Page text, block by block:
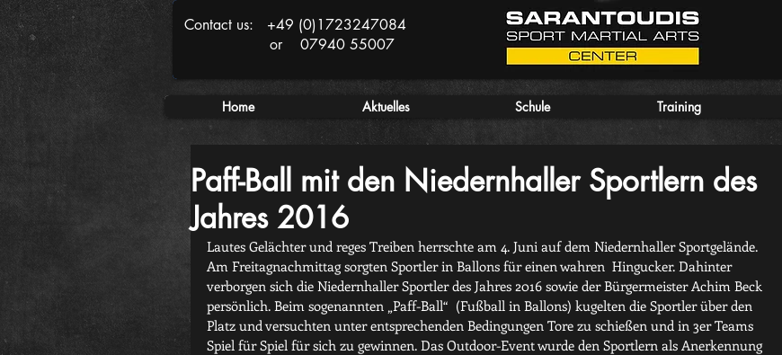
Contact us: +49 (0)1723247084
or 07940 55007
Home Aktuelles Schule Training
Paff-Ball mit den Niedernhaller Sportlern des
Jahres 2016
Lautes Gelächter und reges Treiben herrschte am 4. Juni auf dem Niedernhaller Sportgelände.
Am Freitagnachmittag sorgten Sportler in Ballons für einen wahren  Hingucker. Dahinter
verborgen sich die Niedernhaller Sportler des Jahres 2016 sowie der Bürgermeister Achim Beck
persönlich. Beim sogenannten „Paff-Ball“  (Fußball in Ballons) kugelten die Sportler über den
Platz und versuchten unter entsprechenden Bedingungen Tore zu schießen und in 3er Teams
Spiel für Spiel für sich zu gewinnen. Das Outdoor-Event wurde den Sportlern als Anerkennung